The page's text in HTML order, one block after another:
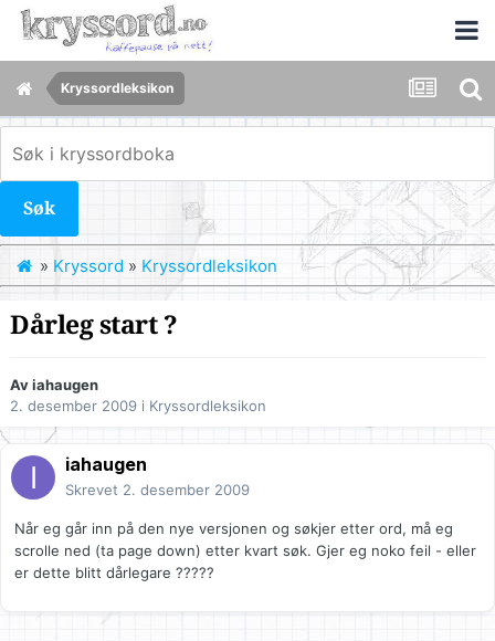
Kryssordleksikon
Søk
» Kryssord » Kryssordleksikon
Dårleg start ?
Aviahaugen
2. desember 2009 i Kryssordleksikon
iahaugen
Skrevet 2. desember 2009
Når eg går inn på den nye versjonen og søkjer etter ord, må eg
scrolle ned (ta page down) etter kvart søk. Gjer eg noko feil - eller
er dette blitt dårlegare ?????